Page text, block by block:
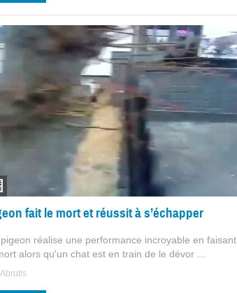
fait le mort et réussit à s’échapper
réalise une performance incroyable en faisant
alors qu'un chat est en train de le dévor ...
Abrutis